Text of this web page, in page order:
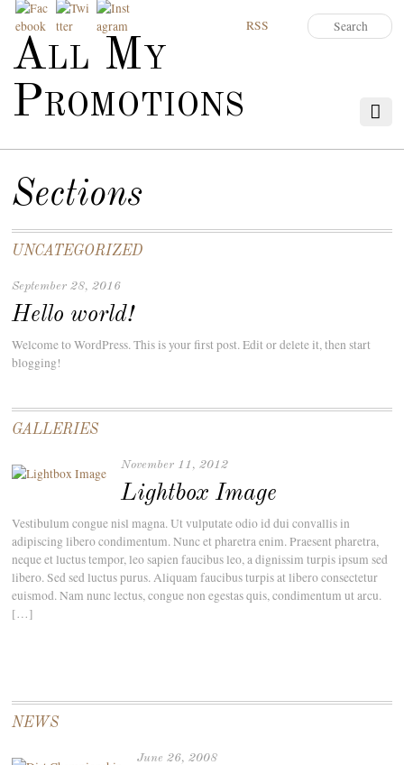
All My
Promotions
RSS
Sections
UNCATEGORIZED
September 28, 2016
Hello world!
Welcome to WordPress. This is your first post. Edit or delete it, then start
blogging!
GALLERIES
November 11, 2012
Lightbox Image
Vestibulum congue nisl magna. Ut vulputate odio id dui convallis in
adipiscing libero condimentum. Nunc et pharetra enim. Praesent pharetra,
neque et luctus tempor, leo sapien faucibus leo, a dignissim turpis ipsum sed
libero. Sed sed luctus purus. Aliquam faucibus turpis at libero consectetur
euismod. Nam nunc lectus, congue non egestas quis, condimentum ut arcu.
[…]
NEWS
June 26, 2008